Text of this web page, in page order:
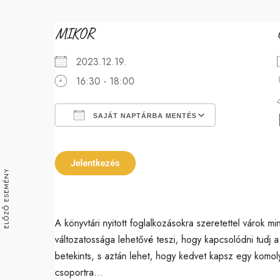
MIKOR
2023.12.19.
16:30 - 18:00
SAJÁT NAPTÁRBA MENTÉS
Jelentkezés
A könyvtári nyitott foglalkozásokra szeretettel várok
változatossága lehetővé teszi, hogy kapcsolódni tudj
betekints, s aztán lehet, hogy kedvet kapsz egy
csoportra…
ELŐZŐ ESEMÉNY